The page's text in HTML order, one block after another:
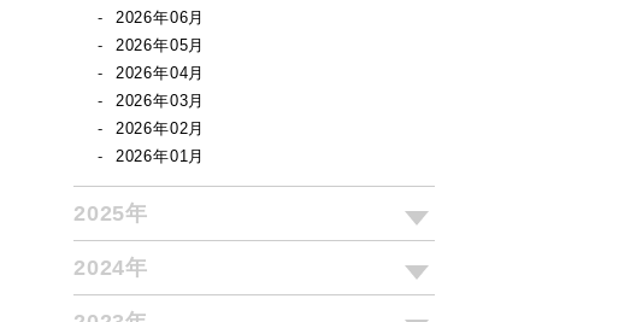
2026年06月
2026年05月
2026年04月
2026年03月
2026年02月
2026年01月
2025年
2024年